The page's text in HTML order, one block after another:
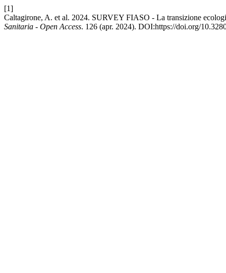
[1]
Caltagirone, A. et al. 2024. SURVEY FIASO - La transizione
Sanitaria - Open Access. 126 (apr. 2024). DOI:https://doi.org/